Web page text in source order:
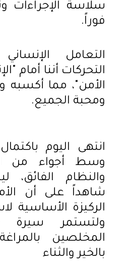
سلاسة الإجراءات
فوراً.
​التعامل
التحركات أننا أمام
الأمن"، مما أكسبه
ومحبة الجميع.
​انتهى اليوم
وسط أجواء من
والنظام الفائق،
شاهداً على أن
الركيزة الأساسية
ولتستمر سيرة
المخلصين
بالخير والثناء